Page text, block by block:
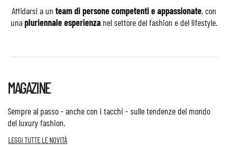
Affidarsi a un team di persone competenti e appassionate, con
unapluriennale esperienza nel settore del fashion e del lifestyle.
MAGAZINE
Sempre al passo - anche con i tacchi - sulle tendenze del mondo
del luxury fashion.
LEGGI TUTTE LE NOVITÀ